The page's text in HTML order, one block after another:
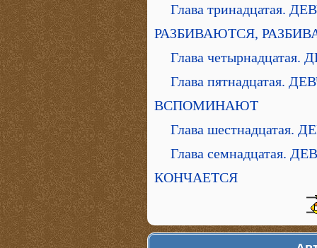
Глава тринадцатая.
РАЗБИВАЮТСЯ,
Глава
Глава
ВСПОМИНАЮТ
Глава
Глава
КОНЧАЕТСЯ